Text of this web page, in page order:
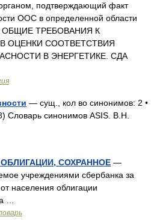
подтверждающий факт
ООС в определенной области
ОБЩИЕ ТРЕБОВАНИЯ К
ОЦЕНКИ СООТВЕТСТВИЯ
В ЭНЕРГЕТИКЕ. СДА
— сущ., кол во синонимов: 2 •
Словарь синонимов ASIS. В.Н.
СОХРАННОЕ —
учреждениями сбербанка за
населения облигации
…